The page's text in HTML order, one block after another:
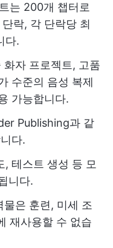
는 200개 챕터로
락, 각 단락당 최
다.
화자 프로젝트, 고품
수준의 음성 복제
가능합니다.
Publishing과 같
다.
, 테스트 생성 등 모
니다.
물은 훈련, 미세 조
재사용할 수 없습